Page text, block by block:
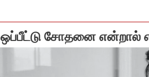
ஒப்பீட்டு சோதனை என்றால்